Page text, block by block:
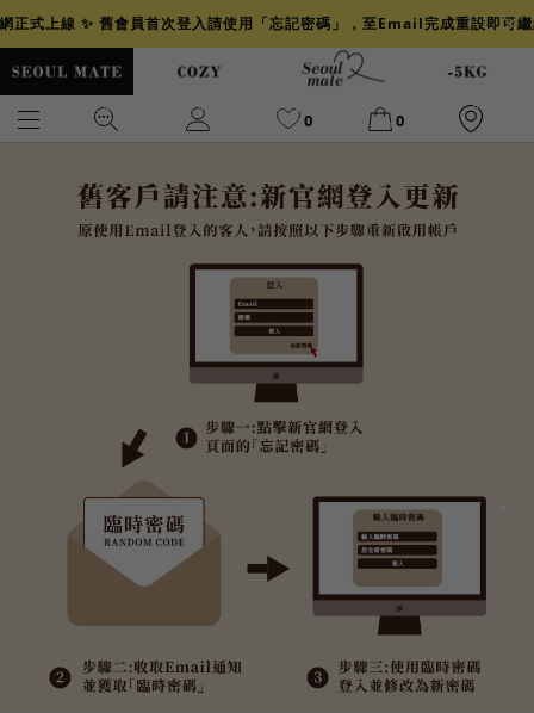
正式上線 ✨ 舊會員首次登入請使用「忘記密碼」，至Email完成重設即可
0 0
小香
牛仔裙